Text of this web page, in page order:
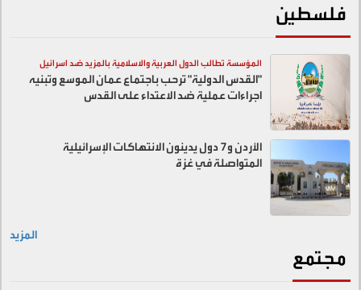
فلسطين
المؤسسة تطالب الدول العربية والاسلامية بالمزيد ضد اسرائيل
"القدس الدولية" ترحب باجتماع عمان الموسع وتبنيه
اجراءات عملية ضد الاعتداء على القدس
الأردن و7 دول يدينون الانتهاكات الإسرائيلية
المتواصلة في غزة
المزيد
مجتمع